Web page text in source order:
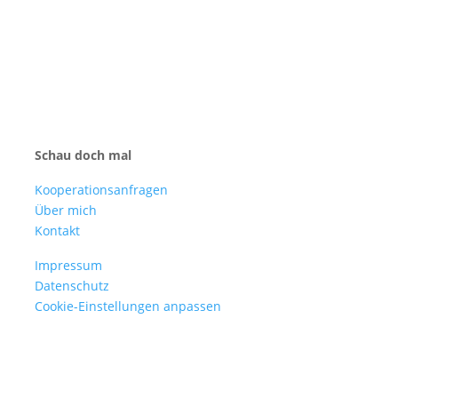
Schau doch mal
Kooperationsanfragen
Über mich
Kontakt
Impressum
Datenschutz
Cookie-Einstellungen anpassen